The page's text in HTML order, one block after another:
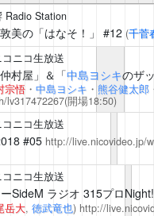
Radio Station
美の「はなそ！」 #12 (千菅
コニコ生放送
村屋」＆「中島ヨシキのザ
宗悟・ 中島ヨシキ ・ 熊谷健太郎
lv317472267(開場18:50)
コニコ生放送
#05 http://live.nicovideo.jp/
コニコ生放送
SideM ラジオ 315プロNight!
岳大, 徳武竜也) http://